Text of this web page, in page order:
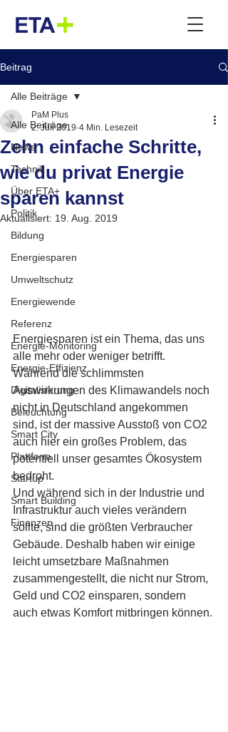
Beitrag
Alle Beiträge
News
Technik
Über ETA+
Politik
Bildung
Energiesparen
Umweltschutz
Energiewende
Referenz
Energie-Monitoring
Energie-Effizienz
Digitalisierung
Beleuchtung
Smart City
Plattform
Startup
Smart Building
Finanzen
Alle Beiträge
Zehn einfache Schritte,
wie du privat Energie
sparen kannst
PaM Plus
2. Juli 2019 4 Min. Lesezeit
Aktualisiert: 19. Aug. 2019
Energiesparen ist ein Thema, das uns
alle mehr oder weniger betrifft.
Während die schlimmsten
Auswirkungen des Klimawandels noch
nicht in Deutschland angekommen
sind, ist der massive Ausstoß von CO2
auch hier ein großes Problem, das
potentiell unser gesamtes Ökosystem
bedroht.
Und während sich in der Industrie und
Infrastruktur auch vieles verändern
sollte, sind die größten Verbraucher
Gebäude. Deshalb haben wir einige
leicht umsetzbare Maßnahmen
zusammengestellt, die nicht nur Strom,
Geld und CO2 einsparen, sondern
auch etwas Komfort mitbringen können.